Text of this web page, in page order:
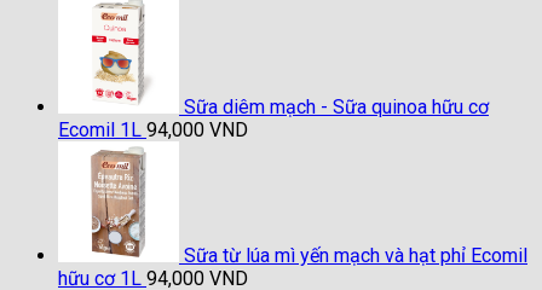
Sữa diêm mạch - Sữa quinoa hữu cơ
Ecomil 1L 94,000 VND
Sữa từ lúa mì yến mạch và hạt phỉ Ecomil
hữu cơ 1L 94,000 VND